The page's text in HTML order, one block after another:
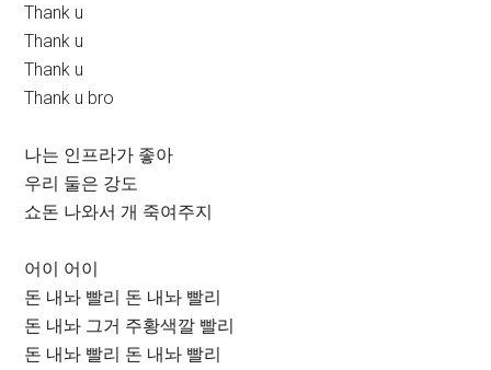
Thank u
Thank u
Thank u
Thank u bro
나는 인프라가 좋아
우리 둘은 강도
쇼돈 나와서 개 죽여주지
어이 어이
돈 내놔 빨리 돈 내놔 빨리
돈 내놔 그거 주황색깔 빨리
돈 내놔 빨리 돈 내놔 빨리